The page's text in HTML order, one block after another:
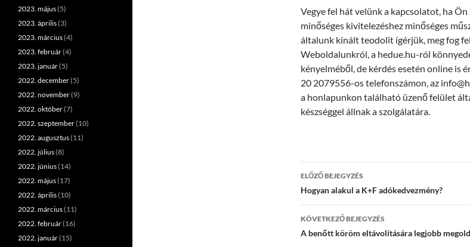
Vegye fel hát velünk a kapcsolatot, ha
minőséges kivitelezéshez minőséges
általunk kínált teodolit ígérjük, meg fog
Weboldalunkról, a hedue.hu-ról
kényelméből, de kérdés esetén online is
20 2079556-os telefonszámon, az
a honlapunkon található üzenő felület
készséggel állnak a szolgálatára.
Bejegyzés
navigáció
ELŐZŐ BEJEGYZÉS
Hogyan alakul a K+F adókedvezmény?
KÖVETKEZŐ BEJEGYZÉS
A benőtt köröm eltávolítására legjobb
2023. május(5)
2023. április(3)
2023. március(4)
2023. február(4)
2023. január(5)
2022. december(5)
2022. november(9)
2022. október(7)
2022. szeptember(10)
2022. augusztus(11)
2022. július(8)
2022. június(14)
2022. május(17)
2022. április(10)
2022. március(11)
2022. február(16)
2022. január(15)